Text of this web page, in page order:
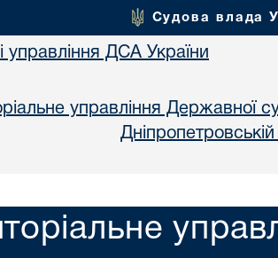
Судова влада
управління ДСА України
управління Державної